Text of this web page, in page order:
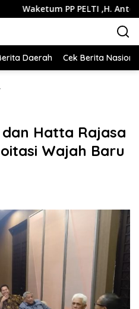
PP PELTI ,H. Anton
Daerah Cek Berita
Hatta Rajasa
Wajah Baru